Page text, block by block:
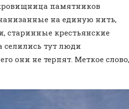
памятников
на единую нить,
старинные крестьянские
селились тут люди
они не терпят. Меткое слово,